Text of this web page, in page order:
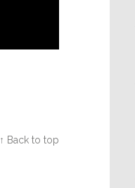
↑ Back to top